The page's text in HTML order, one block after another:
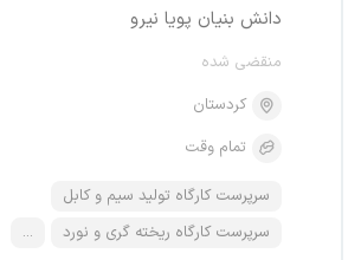
دانش بنیان پویا نیرو
منقضی شده
کردستان
تمام وقت
سرپرست کارگاه تولید سیم و کابل
سرپرست کارگاه ریخته گری و نورد
...